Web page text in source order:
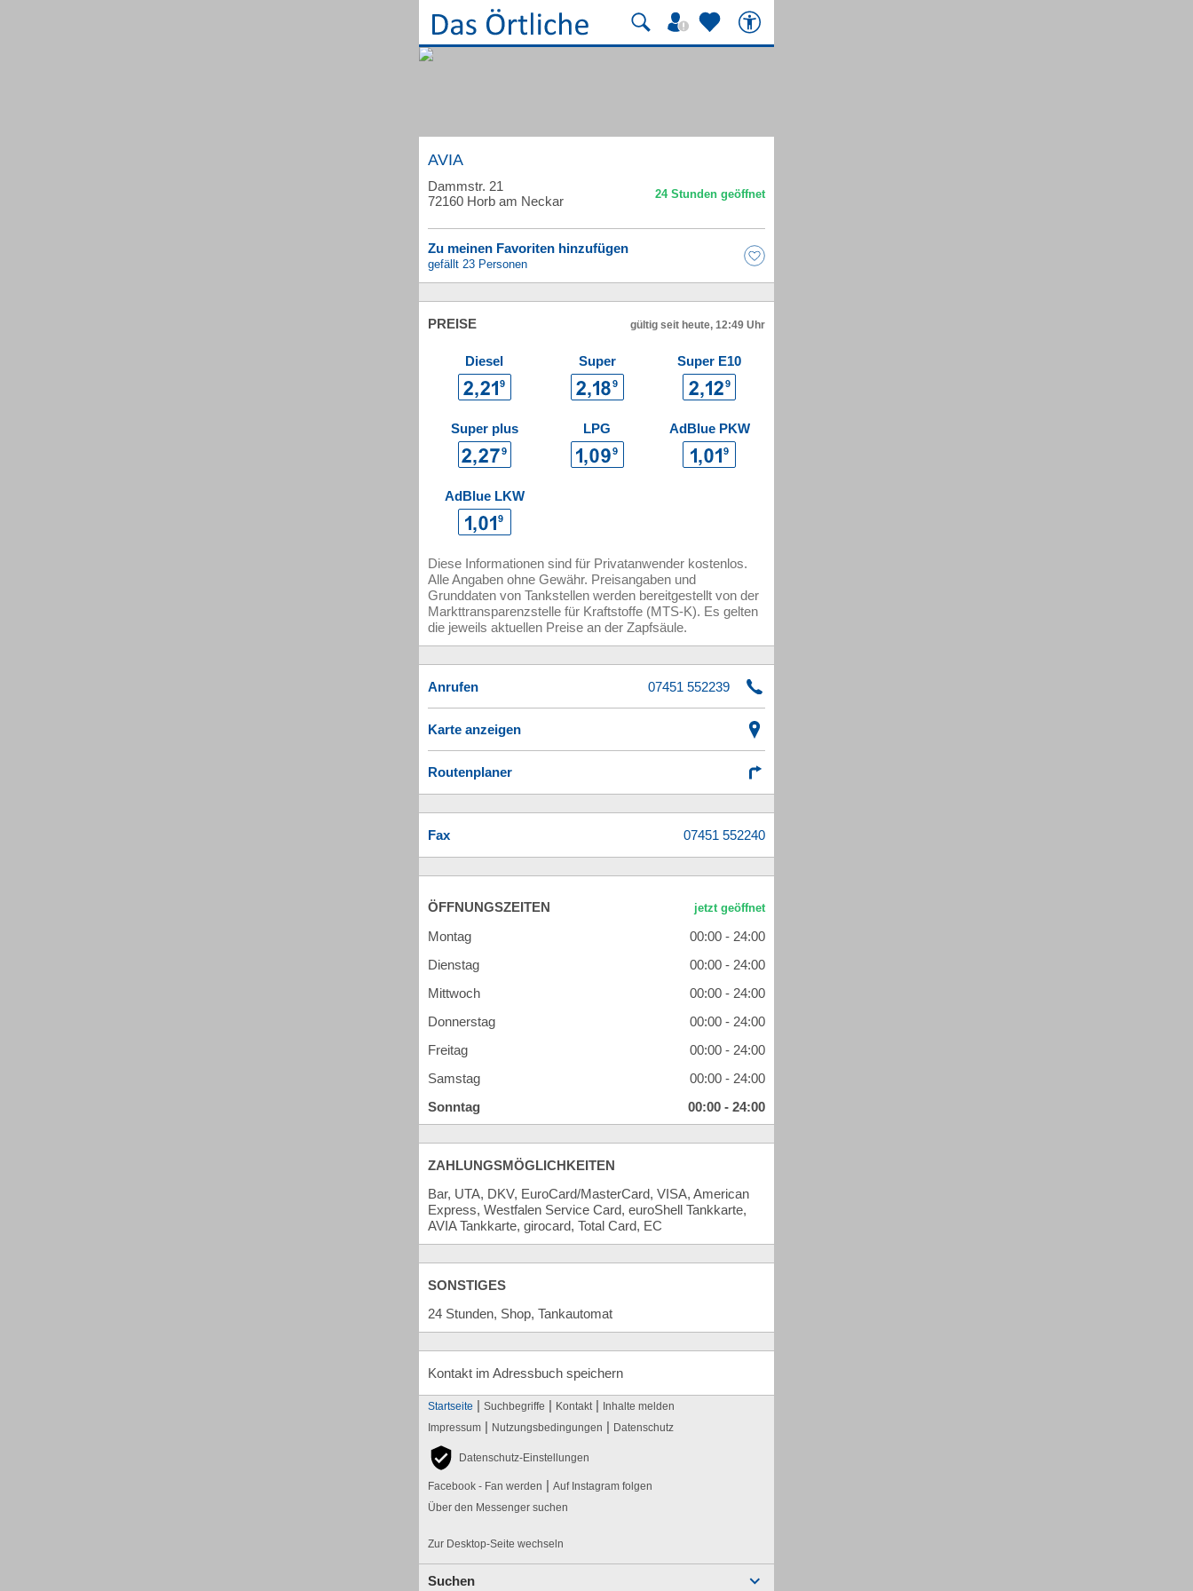
AVIA
Dammstr. 21
72160 Horb am Neckar
Zu meinen Favoriten hinzufügen
gefällt 23 Personen
PREISE gültig seit heute, 12:49 Uhr
Diesel Super Super E10
Super plus LPG AdBlue PKW
AdBlue LKW
Diese Informationen sind für Privatanwender kostenlos.
Alle Angaben ohne Gewähr. Preisangaben und
Grunddaten von Tankstellen werden bereitgestellt von der
Markttransparenzstelle für Kraftstoffe (MTS-K). Es gelten
die jeweils aktuellen Preise an der Zapfsäule.
Anrufen
Karte anzeigen
Routenplaner
Fax
ÖFFNUNGSZEITEN
Montag
00:00 - 24:00
Dienstag
00:00 - 24:00
Mittwoch
00:00 - 24:00
Donnerstag
00:00 - 24:00
Freitag
00:00 - 24:00
Samstag
00:00 - 24:00
Sonntag
00:00 - 24:00
ZAHLUNGSMÖGLICHKEITEN
Bar, UTA, DKV, EuroCard/MasterCard, VISA, American
Express, Westfalen Service Card, euroShell Tankkarte,
AVIA Tankkarte, girocard, Total Card, EC
SONSTIGES
24 Stunden, Shop, Tankautomat
Kontakt im Adressbuch speichern
Startseite | Suchbegriffe | Kontakt | Inhalte melden
Impressum | Nutzungsbedingungen | Datenschutz
Datenschutz-Einstellungen
Facebook - Fan werden | Auf Instagram folgen
Über den Messenger suchen
Zur Desktop-Seite wechseln
Suchen